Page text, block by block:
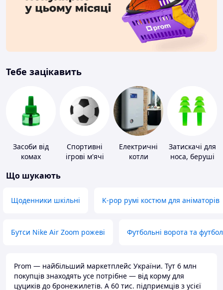
Тебе зацікавить
Засоби від
комах
Спортивні
ігрові м'ячі
Електричні
котли
Затискачі для
носа, беруші
Що шукають
Щоденники шкільні K-pop румі костюм для аніматорів
Бутси Nike Air Zoom рожеві Футбольні ворота та
Prom — найбільший маркетплейс України. Тут 6 млн
покупців знаходять усе потрібне — від корму для
цуциків до бронежилетів. А 60 тис. підприємців з усієї